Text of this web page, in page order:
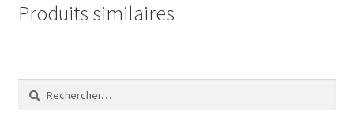
Produits similaires
Rechercher :